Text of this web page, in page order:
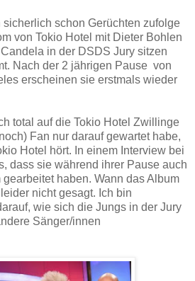
schon Gerüchten zufolge
von Tokio Hotel mit Dieter Bohlen
in der DSDS Jury sitzen
Nach der 2 jährigen Pause von
erscheinen sie erstmals wieder
total auf die Tokio Hotel Zwillinge
Fan nur darauf gewartet habe,
Hotel hört. In einem Interview bei
dass sie während ihrer Pause auch
haben. Wann das Album
nicht gesagt. Ich bin
wie sich die Jungs in der Jury
Sänger/innen